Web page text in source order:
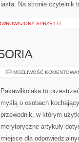
Na stronie czytelnik
SPRZĘT IT
MOŻLIWOŚĆ
Pakawilkolaka to
myślą o osobach
przewodnik, w którym
merytoryczne artykuły
miejsce dla